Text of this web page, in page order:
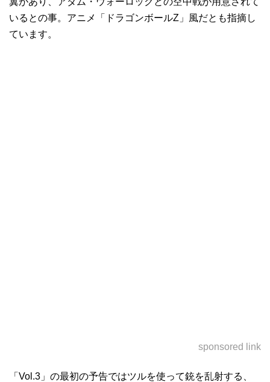
いるとの事。アニメ「ドラゴンボールZ」風だとも指摘し
ています。
sponsored link
「Vol.3」の最初の予告ではツルを使って銃を乱射する、